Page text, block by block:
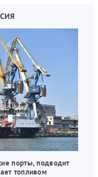
порты, подводит
топливом